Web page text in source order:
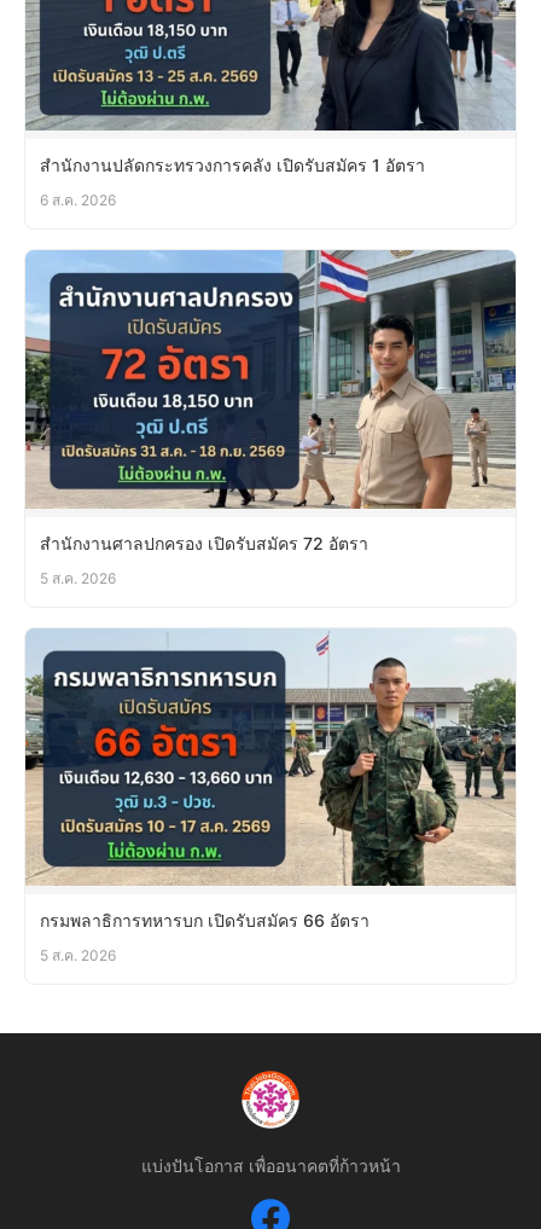
สำนักงานปลัดกระทรวงการคลัง เปิดรับสมัคร 1 อัตรา
6 ส.ค. 2026
สำนักงานศาลปกครอง เปิดรับสมัคร 72 อัตรา
5 ส.ค. 2026
กรมพลาธิการทหารบก เปิดรับสมัคร 66 อัตรา
5 ส.ค. 2026
แบ่งปันโอกาส เพื่ออนาคตที่ก้าวหน้า